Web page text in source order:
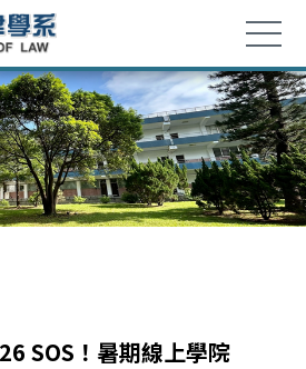
SOS！暑期線上學院